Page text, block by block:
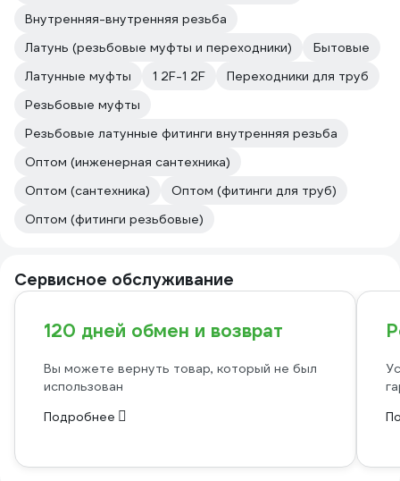
Внутренняя-внутренняя резьба
Латунь (резьбовые муфты и переходники)
Бытовые
Латунные муфты
1 2F-1 2F
Переходники для труб
Резьбовые муфты
Резьбовые латунные фитинги внутренняя резьба
Оптом (инженерная сантехника)
Оптом (сантехника)
Оптом (фитинги для труб)
Оптом (фитинги резьбовые)
Сервисное обслуживание
120 дней обмен и возврат
Вы можете вернуть товар, который не был
использован
Подробнее